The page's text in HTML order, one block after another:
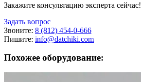
Закажите консультацию эксперта сейчас!
Задать вопрос
Звоните: 8 (812) 454-0-666
Пишите: info@datchiki.com
Похожее оборудование: